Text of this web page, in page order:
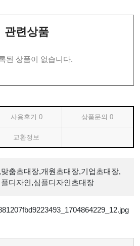
관련상품
된 상품이 없습니다.
사용후기 0 상품문의0
교환정보
춤초대장,개원초대장,기업초대장,
디자인,심플디자인초대장